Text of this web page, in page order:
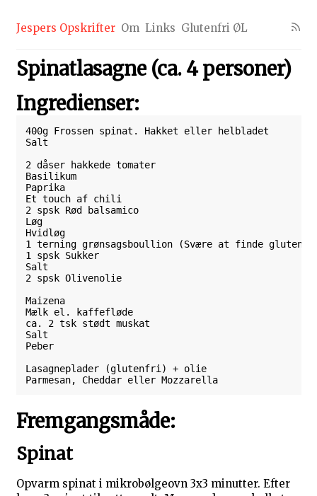
Jespers Opskrifter Om Links Glutenfri ØL
Spinatlasagne (ca. 4 personer)
Ingredienser:
400g Frossen spinat. Hakket eller helbladet
Salt
2 dåser hakkede tomater
Basilikum
Paprika
Et touch af chili
2 spsk Rød balsamico
Løg
Hvidløg
1 terning grønsagsboullion (Svære at finde
1 spsk Sukker
Salt
2 spsk Olivenolie
Maizena
Mælk el. kaffefløde
ca. 2 tsk stødt muskat
Salt
Peber
Lasagneplader (glutenfri) + olie
Parmesan, Cheddar eller Mozzarella
Fremgangsmåde:
Spinat
Opvarm spinat i mikrobølgeovn 3x3 minutter. Efter